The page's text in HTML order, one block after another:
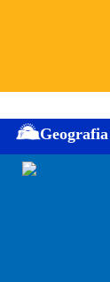
Geografia